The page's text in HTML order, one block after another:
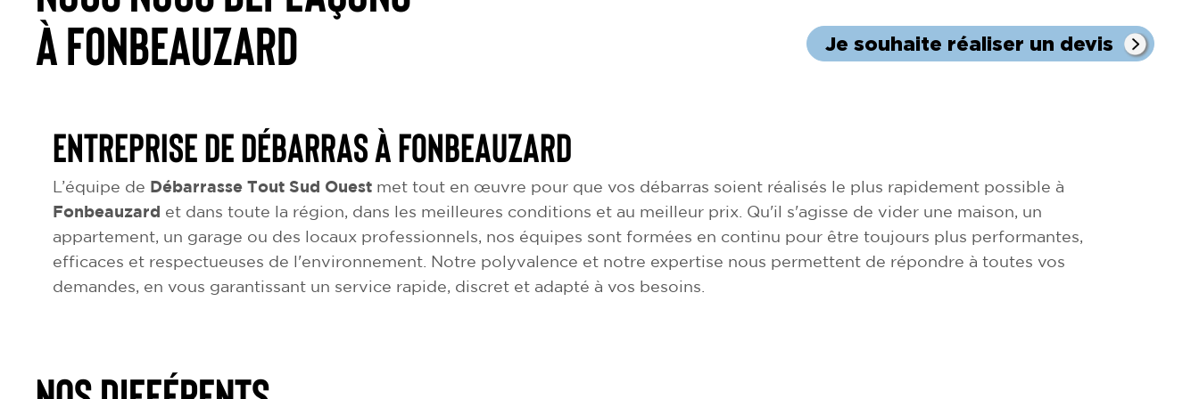
à Fonbeauzard
Je souhaite réaliser un devis
Entreprise de débarras à Fonbeauzard
L’équipe de Débarrasse Tout Sud Ouest met tout en œuvre pour que vos débarras soient réalisés le plus rapidement possible à
Fonbeauzard et dans toute la région, dans les meilleures conditions et au meilleur prix. Qu'il s'agisse de vider une maison, un
appartement, un garage ou des locaux professionnels, nos équipes sont formées en continu pour être toujours plus performantes,
efficaces et respectueuses de l'environnement. Notre polyvalence et notre expertise nous permettent de répondre à toutes vos
demandes, en vous garantissant un service rapide, discret et adapté à vos besoins.